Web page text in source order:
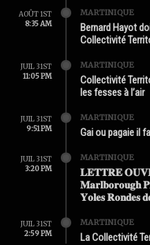
AOÛT 1ST
8:35 AM
MARTINIQUE
Bernard Hayot
Collectivité
JUIL 31ST
11:05 PM
MARTINIQUE
Collectivité
les fesses à l’air
JUIL 31ST
9:51 PM
MARTINIQUE
Gai ou pagaie il
JUIL 31ST
3:20 PM
MARTINIQUE
𝐋𝐄𝐓𝐓𝐑𝐄
𝐌𝐚𝐫𝐥𝐛𝐨𝐫𝐨𝐮𝐠𝐡
𝐘𝐨𝐥𝐞𝐬 𝐑𝐨𝐧𝐝𝐞𝐬
JUIL 31ST
2:59 PM
MARTINIQUE
La Collectivité